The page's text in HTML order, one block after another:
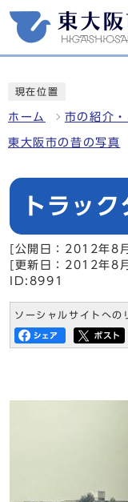
現在位置
ホーム 市の紹介
東大阪市の昔の写真
トラッ
[公開日：2012年8
[更新日：2012年8
ID:8991
ソーシャルサイトへの